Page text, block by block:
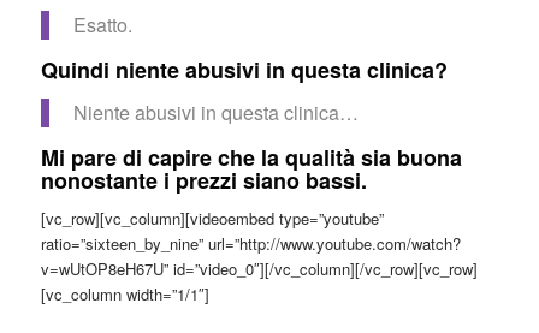
Esatto.
Quindi niente abusivi in questa clinica?
Niente abusivi in questa clinica…
Mi pare di capire che la qualità sia buona
nonostante i prezzi siano bassi.
[vc_row][vc_column][videoembed type=”youtube”
ratio=”sixteen_by_nine” url=”http://www.youtube.com/watch?
v=wUtOP8eH67U” id=”video_0″][/vc_column][/vc_row][vc_row]
[vc_column width=”1/1″]